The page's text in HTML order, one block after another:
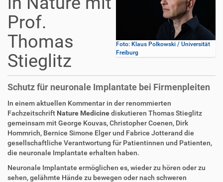
Foto: Klaus Polkowski / Universität
Freiburg
Prof.
Thomas
Stieglitz
Schutz für neuronale Implantate bei Firmenpleiten
In einem aktuellen Kommentar in der renommierten
Fachzeitschrift Nature Medicinediskutieren Thomas Stieglitz
gemeinsam mit George Kouvas, Christopher Coenen, Dirk
Hommrich, Bernice Simone Elger und Fabrice Jotterand die
gesellschaftliche Verantwortung für Patientinnen und Patienten,
die neuronale Implantate erhalten haben.
Neuronale Implantate ermöglichen es, wieder zu hören oder zu
sehen, gelähmte Hände zu bewegen oder nach schweren